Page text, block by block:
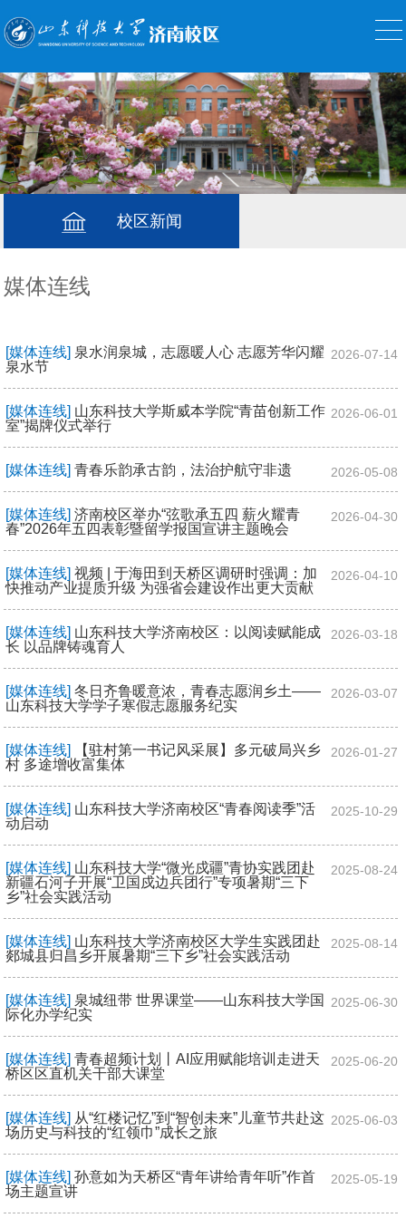
校区新闻
媒体连线
[媒体连线] 泉水润泉城，志愿暖人心 志愿芳华闪耀
泉水节
2026-07-14
[媒体连线] 山东科技大学斯威本学院“青苗创新工作
室”揭牌仪式举行
2026-06-01
[媒体连线]青春乐韵承古韵，法治护航守非遗 2026-05-08
[媒体连线]济南校区举办“弦歌承五四 薪火耀青
春”2026年五四表彰暨留学报国宣讲主题晚会
2026-04-30
[媒体连线]视频 | 于海田到天桥区调研时强调：加
快推动产业提质升级 为强省会建设作出更大贡献
2026-04-10
[媒体连线] 山东科技大学济南校区：以阅读赋能成
长 以品牌铸魂育人
2026-03-18
[媒体连线]冬日齐鲁暖意浓，青春志愿润乡土——
山东科技大学学子寒假志愿服务纪实
2026-03-07
[媒体连线]
【驻村第一书记风采展】多元破局兴乡
村 多途增收富集体
2026-01-27
[媒体连线] 山东科技大学济南校区“青春阅读季”活
动启动
2025-10-29
[媒体连线] 山东科技大学“微光戍疆”青协实践团赴
新疆石河子开展“卫国戍边兵团行”专项暑期“三下
乡”社会实践活动
2025-08-24
[媒体连线] 山东科技大学济南校区大学生实践团赴
郯城县归昌乡开展暑期“三下乡”社会实践活动
2025-08-14
[媒体连线] 泉城纽带 世界课堂——山东科技大学国
际化办学纪实
2025-06-30
[媒体连线]青春超频计划丨AI应用赋能培训走进天
桥区区直机关干部大课堂
2025-06-20
[媒体连线] 从“红楼记忆”到“智创未来”儿童节共赴这
场历史与科技的“红领巾”成长之旅
2025-06-03
[媒体连线]孙意如为天桥区“青年讲给青年听”作首
场主题宣讲
2025-05-19